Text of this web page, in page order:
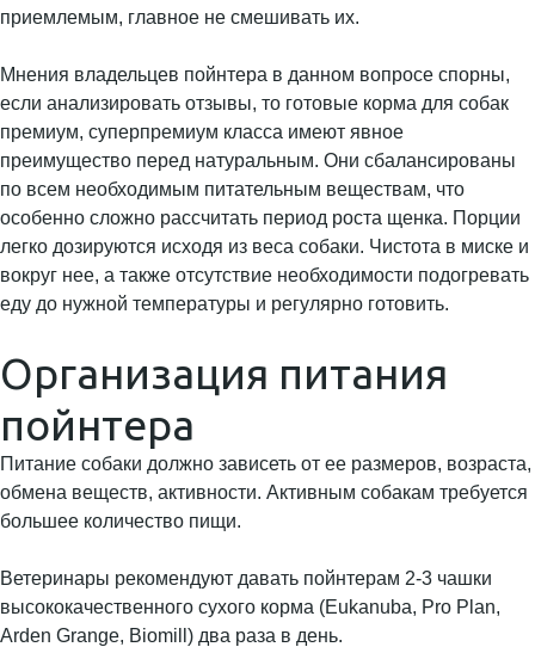
приемлемым, главное не смешивать их.
Мнения владельцев пойнтера в данном вопросе спорны,
если анализировать отзывы, то готовые корма для собак
премиум, суперпремиум класса имеют явное
преимущество перед натуральным. Они сбалансированы
по всем необходимым питательным веществам, что
особенно сложно рассчитать период роста щенка. Порции
легко дозируются исходя из веса собаки. Чистота в миске и
вокруг нее, а также отсутствие необходимости подогревать
еду до нужной температуры и регулярно готовить.
Организация питания
пойнтера
Питание собаки должно зависеть от ее размеров, возраста,
обмена веществ, активности. Активным собакам требуется
большее количество пищи.
Ветеринары рекомендуют давать пойнтерам 2-3 чашки
высококачественного сухого корма (Eukanuba, Pro Plan,
Arden Grange, Biomill) два раза в день.